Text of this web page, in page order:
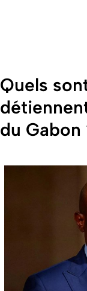
Quels
du Gabon